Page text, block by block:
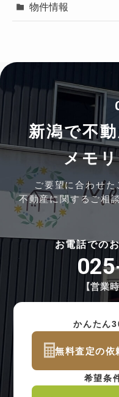
物件情報
新潟で不
メモ
ご要望に合わせた
不動産に関するご相
お電話での
【営業
かんたん
無料査定の依
希望条